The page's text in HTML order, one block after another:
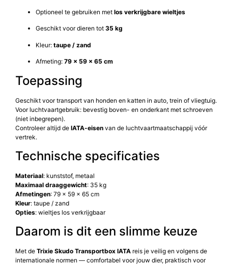
Optioneel te gebruiken met los verkrijgbare wieltjes
Geschikt voor dieren tot 35 kg
Kleur: taupe / zand
Afmeting: 79 × 59 × 65 cm
Toepassing
Geschikt voor transport van honden en katten in auto, trein of vliegtuig.
Voor luchtvaartgebruik: bevestig boven- en onderkant met schroeven
(niet inbegrepen).
Controleer altijd de IATA-eisen van de luchtvaartmaatschappij vóór
vertrek.
Technische specificaties
Materiaal: kunststof, metaal
Maximaal draaggewicht: 35 kg
Afmetingen: 79 × 59 × 65 cm
Kleur: taupe / zand
Opties: wieltjes los verkrijgbaar
Daarom is dit een slimme keuze
Met de Trixie Skudo Transportbox IATA reis je veilig en volgens de
internationale normen — comfortabel voor jouw dier, praktisch voor